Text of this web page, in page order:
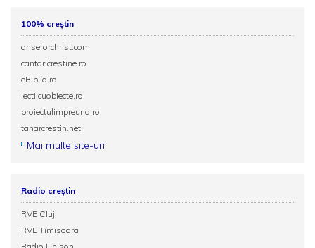
100% creștin
ariseforchrist.com
cantaricrestine.ro
eBiblia.ro
lectiicuobiecte.ro
proiectulimpreuna.ro
tanarcrestin.net
Mai multe site-uri
Radio creștin
RVE Cluj
RVE Timisoara